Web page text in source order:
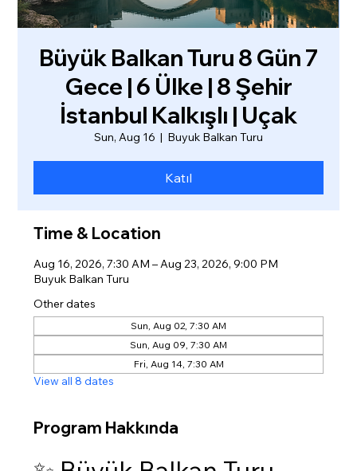
Büyük Balkan Turu 8 Gün 7
Gece | 6 Ülke | 8 Şehir
İstanbul Kalkışlı | Uçak
Sun, Aug 16
  |
Buyuk Balkan Turu
Katıl
Time & Location
Aug 16, 2026, 7:30 AM – Aug 23, 2026, 9:00 PM
Buyuk Balkan Turu
Other dates
Sun, Aug 02, 7:30 AM
Sun, Aug 09, 7:30 AM
Fri, Aug 14, 7:30 AM
View all 8 dates
Program Hakkında